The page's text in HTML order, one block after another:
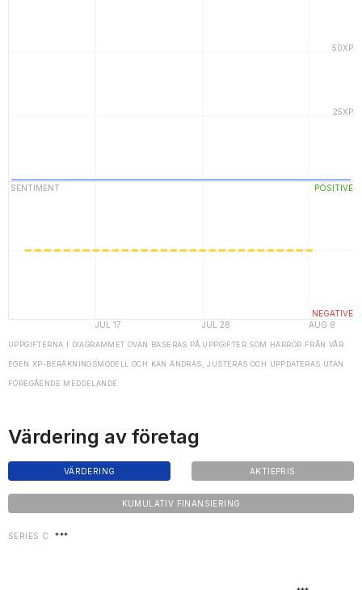
UPPGIFTERNA I DIAGRAMMET OVAN BASERAS PÅ UPPGIFTER SOM HÄRRÖR FRÅN VÅR
EGEN XP-BERÄKNINGSMODELL OCH KAN ÄNDRAS, JUSTERAS OCH UPPDATERAS UTAN
FÖREGÅENDE MEDDELANDE
Värdering av företag
VÄRDERING AKTIEPRIS
KUMULATIV FINANSIERING
SERIES C ***